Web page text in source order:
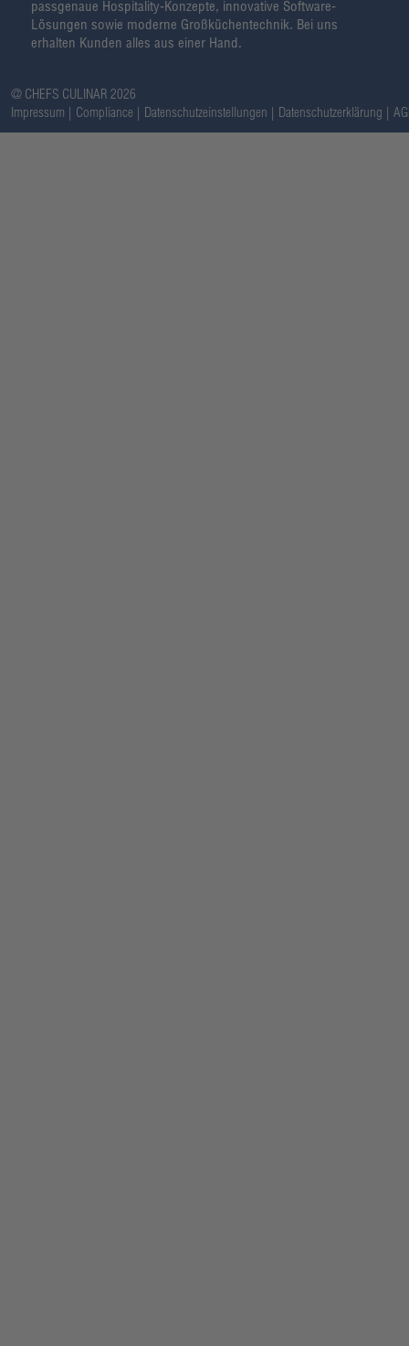
passgenaue Hospitality-Konzepte, innovative Software-
Lösungen sowie moderne Großküchentechnik. Bei uns
erhalten Kunden alles aus einer Hand.
@ CHEFS CULINAR 2026
Impressum
Compliance Datenschutzeinstellungen Datenschutzerklärung